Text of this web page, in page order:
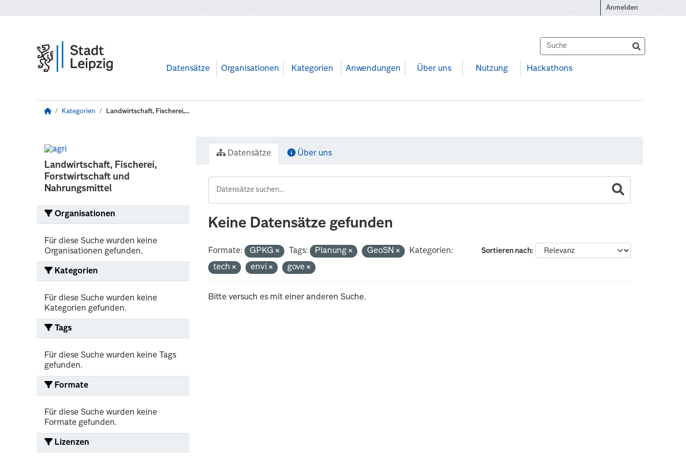
Anmelden
Datensätze Organisationen Kategorien Anwendungen Über uns Nutzung Hackathons
Kategorien Landwirtschaft, Fischerei,...
Landwirtschaft, Fischerei,
Forstwirtschaft und
Nahrungsmittel
Organisationen
Für diese Suche wurden keine
Organisationen gefunden.
Kategorien
Für diese Suche wurden keine
Kategorien gefunden.
Tags
Für diese Suche wurden keine Tags
gefunden.
Formate
Für diese Suche wurden keine
Formate gefunden.
Lizenzen
Datensätze Über uns
Keine Datensätze gefunden
Sortieren nach
Formate: GPKG Tags: Planung GeoSN
Kategorien:
tech
envi gove
Bitte versuch es mit einer anderen Suche.